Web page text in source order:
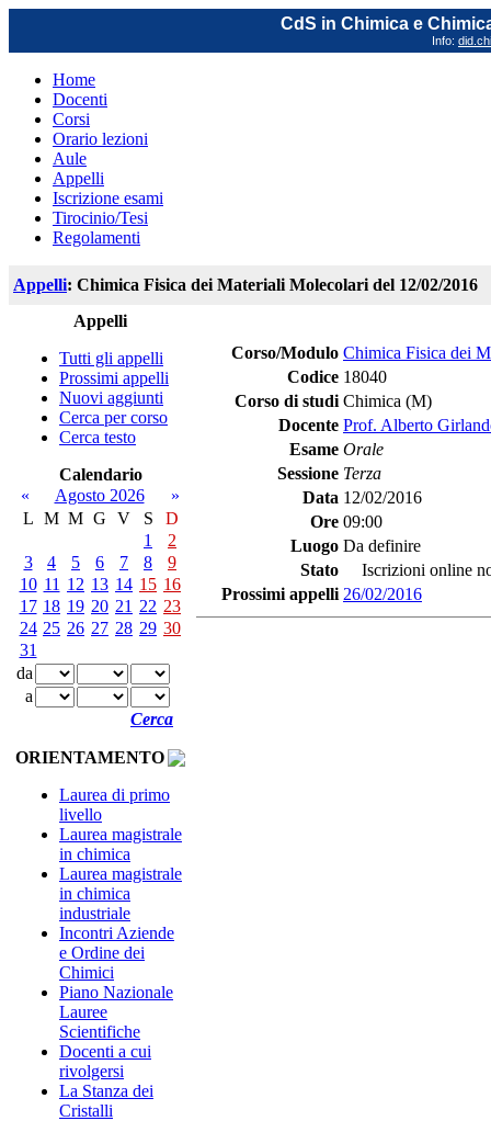
CdS in Chimica e
Info:
Home
Docenti
Corsi
Orario lezioni
Aule
Appelli
Iscrizione esami
Tirocinio/Tesi
Regolamenti
Appelli: Chimica Fisica dei Materiali Molecolari del 12/02/2016
Appelli
Tutti gli appelli
Prossimi appelli
Nuovi aggiunti
Cerca per corso
Cerca testo
Calendario
«
Agosto 2026
»
L M M G V S
D
1
2
3
4 5 6 7 8
9
10 11 12 13 14 15 16
17 18 19 20 21 22 23
24 25 26 27 28 29 30
31
da
a
Cerca
ORIENTAMENTO
Laurea di primo
livello
Laurea magistrale
in chimica
Laurea magistrale
in chimica
industriale
Incontri Aziende
e Ordine dei
Chimici
Piano Nazionale
Lauree
Scientifiche
Docenti a cui
rivolgersi
La Stanza dei
Cristalli
Corso/Modulo Chimica Fisica dei
Codice 18040
Corso di studi Chimica (M)
Docente Prof. Alberto
Esame Orale
Sessione Terza
Data 12/02/2016
Ore 09:00
Luogo Da definire
Stato
Iscrizioni online
Prossimi appelli 26/02/2016